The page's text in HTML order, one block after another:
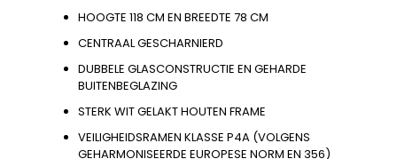
HOOGTE 118 CM EN BREEDTE 78 CM
CENTRAAL GESCHARNIERD
DUBBELE GLASCONSTRUCTIE EN GEHARDE
BUITENBEGLAZING
STERK WIT GELAKT HOUTEN FRAME
VEILIGHEIDSRAMEN KLASSE P4A (VOLGENS
GEHARMONISEERDE EUROPESE NORM EN 356)